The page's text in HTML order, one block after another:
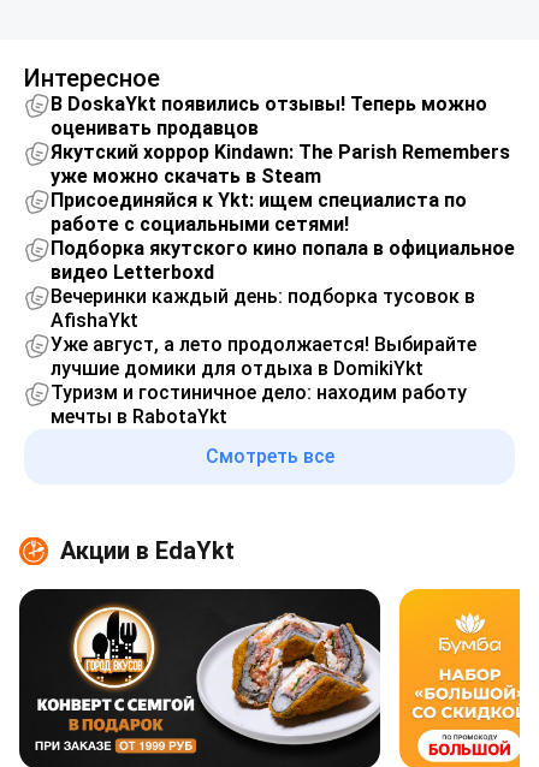
Интересное
В DoskaYkt появились отзывы! Теперь можно
оценивать продавцов
Якутский хоррор Kindawn: The Parish Remembers
уже можно скачать в Steam
Присоединяйся к Ykt: ищем специалиста по
работе с социальными сетями!
Подборка якутского кино попала в официальное
видео Letterboxd
Вечеринки каждый день: подборка тусовок в
AfishaYkt
Уже август, а лето продолжается! Выбирайте
лучшие домики для отдыха в DomikiYkt
Туризм и гостиничное дело: находим работу
мечты в RabotaYkt
Смотреть все
Акции в EdaYkt